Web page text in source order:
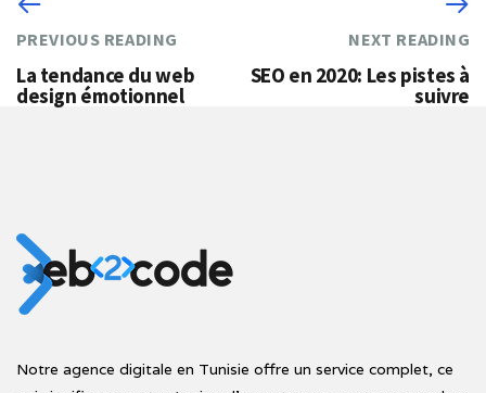
PREVIOUS READING
La tendance du web
design émotionnel
NEXT READING
SEO en 2020: Les pistes à
suivre
Notre agence digitale en Tunisie offre un service complet, ce